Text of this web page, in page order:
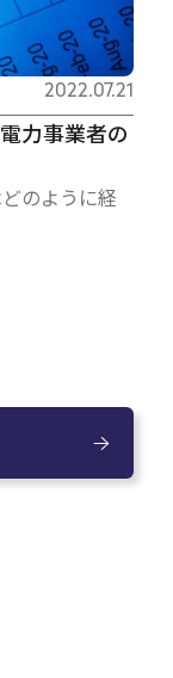
力事業者の
のように経
2022.07.21